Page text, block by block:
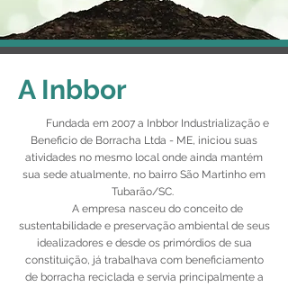
A Inbbor
Fundada em 2007 a Inbbor Industrialização e
Beneficio de Borracha Ltda - ME, iniciou suas
atividades no mesmo local onde ainda mantém
sua sede atualmente, no bairro São Martinho em
Tubarão/SC.
A empresa nasceu do conceito de
sustentabilidade e preservação ambiental de seus
idealizadores e desde os primórdios de sua
constituição, já trabalhava com beneficiamento
de borracha reciclada e servia principalmente a